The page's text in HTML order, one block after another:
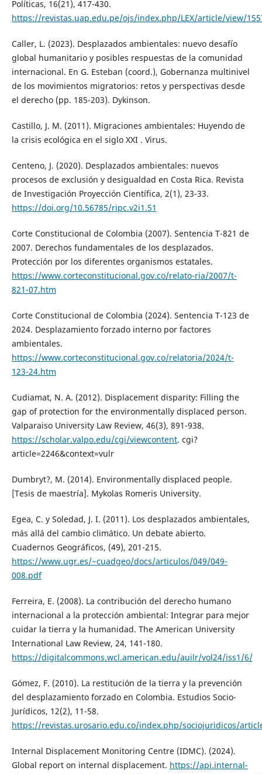
Políticas, 16(21), 417-430.
https://revistas.uap.edu.pe/ojs/index.php/LEX/article/view/
Caller, L. (2023). Desplazados ambientales: nuevo desafío
global humanitario y posibles respuestas de la comunidad
internacional. En G. Esteban (coord.), Gobernanza multinivel
de los movimientos migratorios: retos y perspectivas desde
el derecho (pp. 185-203). Dykinson.
Castillo, J. M. (2011). Migraciones ambientales: Huyendo de
la crisis ecológica en el siglo XXI . Virus.
Centeno, J. (2020). Desplazados ambientales: nuevos
procesos de exclusión y desigualdad en Costa Rica. Revista
de Investigación Proyección Científica, 2(1), 23-33.
https://doi.org/10.56785/ripc.v2i1.51
Corte Constitucional de Colombia (2007). Sentencia T-821 de
2007. Derechos fundamentales de los desplazados.
Protección por los diferentes organismos estatales.
https://www.corteconstitucional.gov.co/relato-ria/2007/t-
821-07.htm
Corte Constitucional de Colombia (2024). Sentencia T-123 de
2024. Desplazamiento forzado interno por factores
ambientales.
https://www.corteconstitucional.gov.co/relatoria/2024/t-
123-24.htm
Cudiamat, N. A. (2012). Displacement disparity: Filling the
gap of protection for the environmentally displaced person.
Valparaiso University Law Review, 46(3), 891-938.
https://scholar.valpo.edu/cgi/viewcontent. cgi?
article=2246&context=vulr
Dumbryt?, M. (2014). Environmentally displaced people.
[Tesis de maestría]. Mykolas Romeris University.
Egea, C. y Soledad, J. I. (2011). Los desplazados ambientales,
más allá del cambio climático. Un debate abierto.
Cuadernos Geográficos, (49), 201-215.
https://www.ugr.es/~cuadgeo/docs/articulos/049/049-
008.pdf
Ferreira, E. (2008). La contribución del derecho humano
internacional a la protección ambiental: Integrar para mejor
cuidar la tierra y la humanidad. The American University
International Law Review, 24, 141-180.
https://digitalcommons.wcl.american.edu/auilr/vol24/iss1/6/
Gómez, F. (2010). La restitución de la tierra y la prevención
del desplazamiento forzado en Colombia. Estudios Socio-
Jurídicos, 12(2), 11-58.
https://revistas.urosario.edu.co/index.php/sociojuridicos/
Internal Displacement Monitoring Centre (IDMC). (2024).
Global report on internal displacement. https://api.internal-